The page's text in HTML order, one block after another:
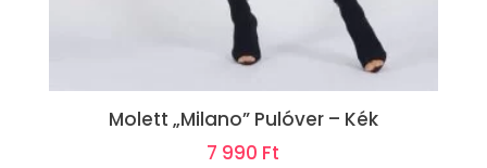
Molett „Milano” Pulóver – Kék
7 990 Ft